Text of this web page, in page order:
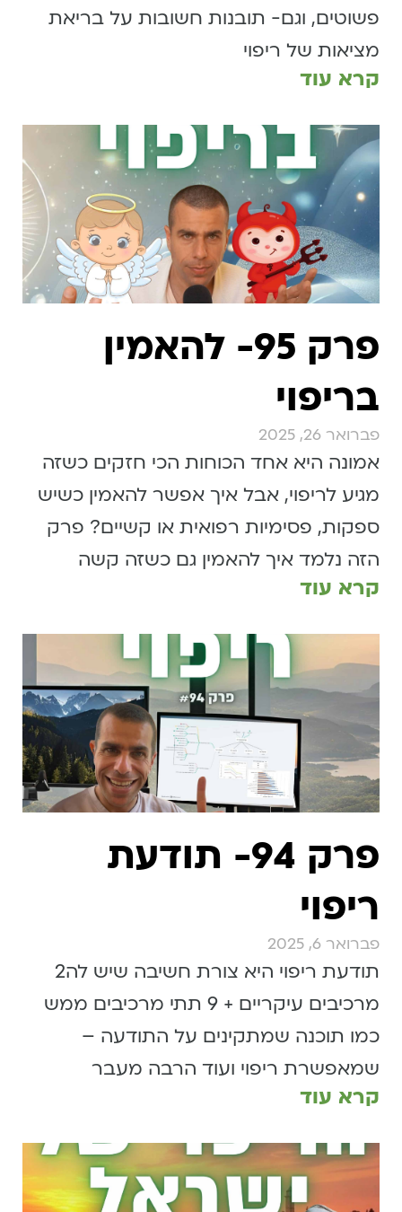
פשוטים, וגם- תובנות חשובות על בריאת
מציאות של ריפוי
קרא עוד
פרק 95- להאמין
בריפוי
פברואר 26, 2025
אמונה היא אחד הכוחות הכי חזקים כשזה
מגיע לריפוי, אבל איך אפשר להאמין כשיש
ספקות, פסימיות רפואית או קשיים? פרק
הזה נלמד איך להאמין גם כשזה קשה
קרא עוד
פרק 94- תודעת
ריפוי
פברואר 6, 2025
תודעת ריפוי היא צורת חשיבה שיש לה2
מרכיבים עיקריים + 9 תתי מרכיבים ממש
כמו תוכנה שמתקינים על התודעה –
שמאפשרת ריפוי ועוד הרבה מעבר
קרא עוד